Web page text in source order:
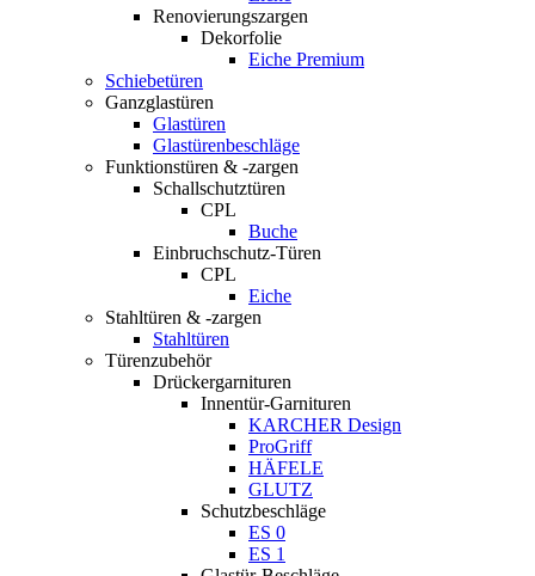
Renovierungszargen
Dekorfolie
Eiche Premium
Schiebetüren
Ganzglastüren
Glastüren
Glastürenbeschläge
Funktionstüren & -zargen
Schallschutztüren
CPL
Buche
Einbruchschutz-Türen
CPL
Eiche
Stahltüren & -zargen
Stahltüren
Türenzubehör
Drückergarnituren
Innentür-Garnituren
KARCHER Design
ProGriff
HÄFELE
GLUTZ
Schutzbeschläge
ES 0
ES 1